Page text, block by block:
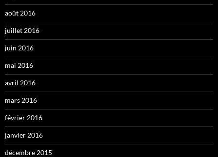
août 2016
juillet 2016
juin 2016
mai 2016
avril 2016
mars 2016
février 2016
janvier 2016
décembre 2015